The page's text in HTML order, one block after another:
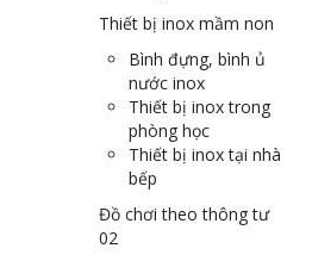
Thiết bị inox mầm non
Bình đựng, bình ủ
nước inox
Thiết bị inox trong
phòng học
Thiết bị inox tại nhà
bếp
Đồ chơi theo thông tư
02